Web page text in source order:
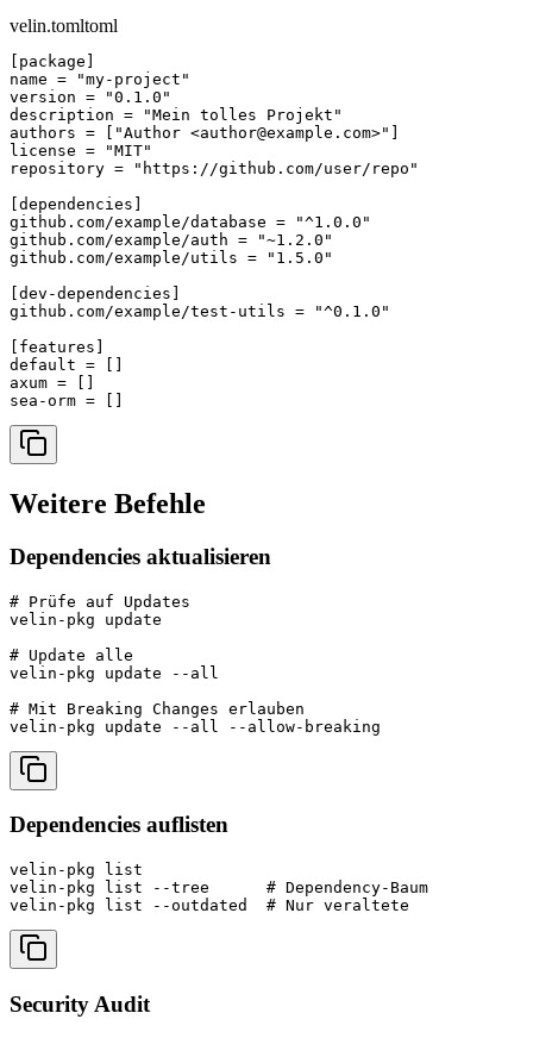
velin.tomltoml
[package]
name = "my-project"
version = "0.1.0"
description = "Mein tolles Projekt"
authors = ["Author <author@example.com>"]
license = "MIT"
repository = "https://github.com/user/repo"
[dependencies]
github.com/example/database = "^1.0.0"
github.com/example/auth = "~1.2.0"
github.com/example/utils = "1.5.0"
[dev-dependencies]
github.com/example/test-utils = "^0.1.0"
[features]
default = []
axum = []
sea-orm = []
Weitere Befehle
Dependencies aktualisieren
# Prüfe auf Updates
velin-pkg update
# Update alle
velin-pkg update --all
# Mit Breaking Changes erlauben
velin-pkg update --all --allow-breaking
Dependencies auflisten
velin-pkg list
velin-pkg list --tree      # Dependency-Baum
velin-pkg list --outdated  # Nur veraltete
Security Audit